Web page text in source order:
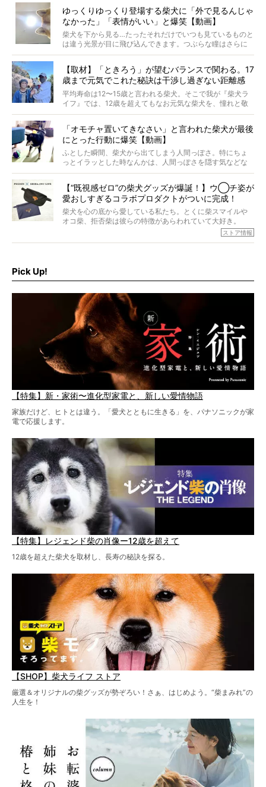
ゆっくりゆっくり登場する柴犬に「外で見るんじゃ
なかった」「表情がいい」と爆笑【動画】
柴犬を下から見る…たったそれだけでいつも見ているものと
は違う光景が目に飛び込んできます。つぶらな瞳はさらに
つぶらに見え、モフモフのお顔はさらにモフモフに見えま
【取材】「ときろう」が望むバランスで関わる。17
歳まで元気でこれた秘訣は干渉し過ぎない距離感
#38ときろう
平均寿命は12〜15歳と言われる柴犬。そこで我が『柴犬ラ
イフ』では、12歳を超えてもなお元気な柴犬を、憧れと敬
意を込めて“レジェンド柴”と呼んでいます。 この特集で
ォーカスし、その元気の秘訣や、老犬と暮らすうえで大切
だと思うことを、オーナーさんに語っていただきます。今
回登場してくれたのは、17歳のときろうくん。小さい頃か
ら食が細かったため、何でも食べさせてきたということで
「オモチャ置いてきなさい」と言われた柴犬が最後
にとった行動に爆笑【動画】
ふとした瞬間、柴犬から出てしまう人間っぽさ。特にちょ
っとイラッとした時なんかは、人間っぽさを隠す気などな
いように見えます。もしかして本当の本当は、中身は人間
【“既視感ゼロ”の柴犬グッズが爆誕！】ウ◯チ姿が
愛おしすぎるコラボプロダクトがついに完成！
柴犬を心の底から愛している私たち。とくに柴スマイルや
オコ柴、拒否柴は彼らの特徴があらわれていて大好き。
でもちょっと待て…もうひとつ、忘れてはならない愛おしい
ストア情報
Pick Up!
【特集】新・家術〜進化型家電と、新しい愛情物語
家族だけど、ヒトとは違う。「愛犬とともに生きる」を、パナソニックが家
電で応援します。
【特集】レジェンド柴の肖像ー12歳を超えて
12歳を超えた柴犬を取材し、長寿の秘訣を探る。
【SHOP】柴犬ライフ ストア
厳選＆オリジナルの柴グッズが勢ぞろい！さぁ、はじめよう。“柴まみれ”の
人生を！